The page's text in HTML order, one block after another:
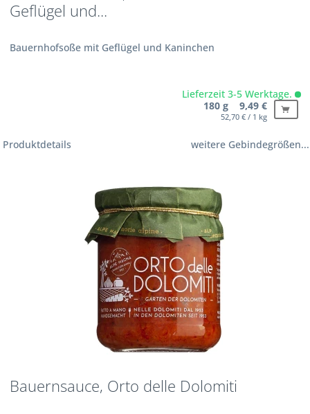
Geflügel und...
Bauernhofsoße mit Geflügel und Kaninchen
Lieferzeit 3-5 Werktage.
180 g 9,49 €
52,70 € / 1 kg
Produktdetails weitere Gebindegrößen...
Bauernsauce, Orto delle Dolomiti